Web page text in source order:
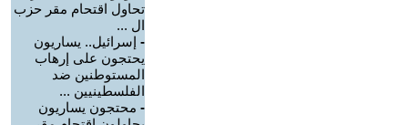
تحاول اقتحام مقر حزب
ال ...
- إسرائيل.. يساريون
يحتجون على إرهاب
المستوطنين ضد
الفلسطينيين ...
- محتجون يساريون